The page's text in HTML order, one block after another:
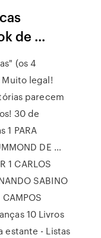
de ...
(os 4
legal!
parecem
30 de
1 PARA
DE …
1 CARLOS
SABINO
CAMPOS
10 Livros
estante - Listas